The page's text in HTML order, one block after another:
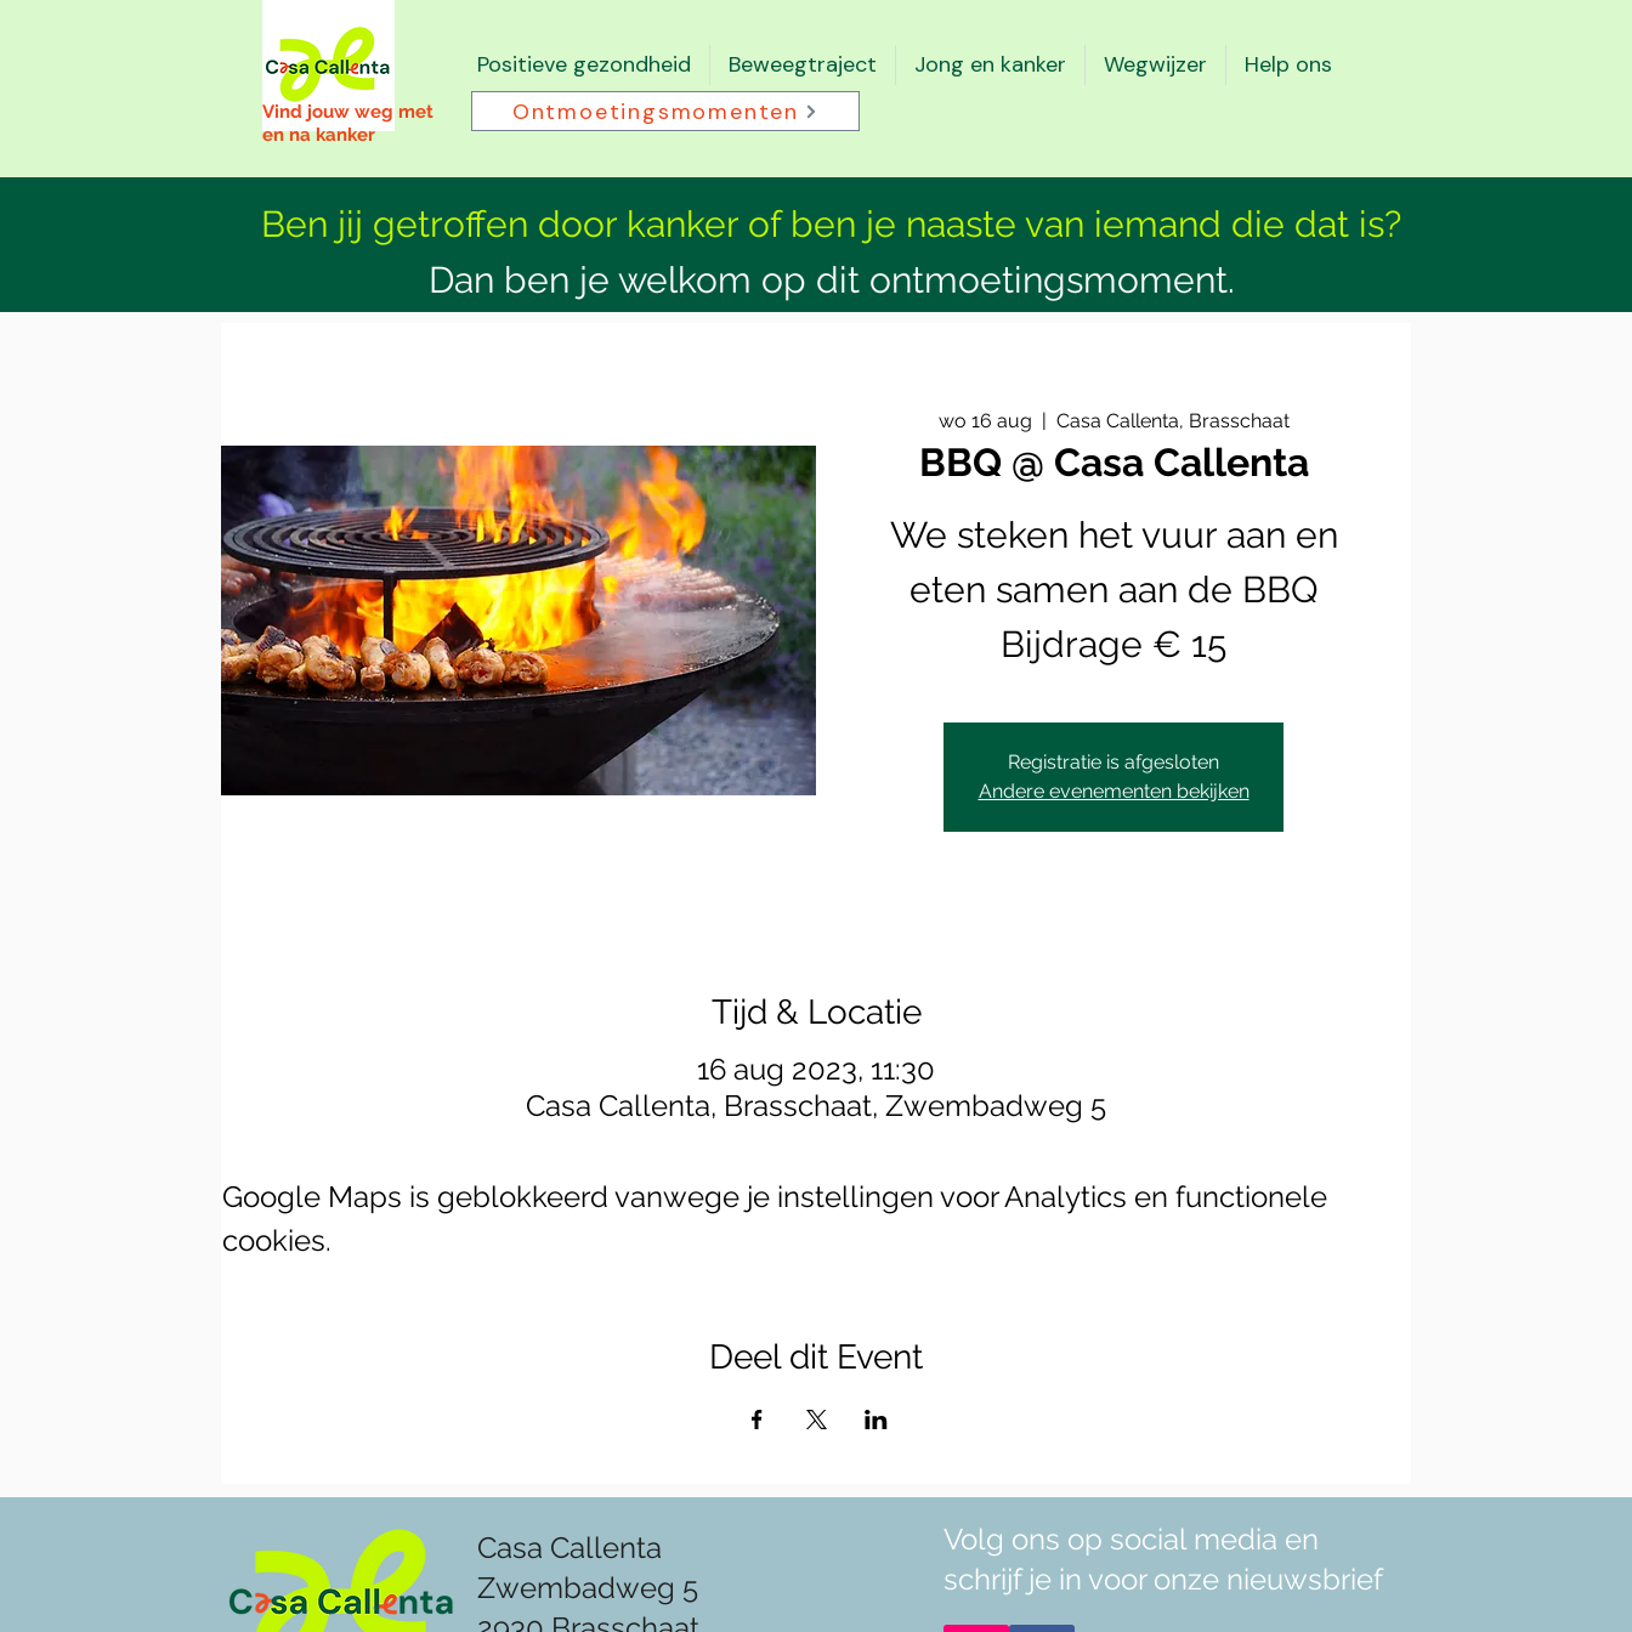
Positieve gezondheid Beweegtraject Jong en kanker Wegwijzer Help ons
Vind jouw weg met
en na kanker
Ontmoetingsmomenten
Ben jij getroffen door kanker of ben je naaste van iemand die dat is?
Dan ben je welkom op dit ontmoetingsmoment.
wo 16 aug
  |
Casa Callenta, Brasschaat
BBQ @ Casa Callenta
We steken het vuur aan en
eten samen aan de BBQ
Bijdrage € 15
Registratie is afgesloten
Andere evenementen bekijken
Tijd & Locatie
16 aug 2023, 11:30
Casa Callenta, Brasschaat, Zwembadweg 5
Google Maps is geblokkeerd vanwege je instellingen voor Analytics en functionele
cookies.
Deel dit Event
Casa Callenta
Zwembadweg 5
Volg ons op social media en
schrijf je in voor onze nieuwsbrief